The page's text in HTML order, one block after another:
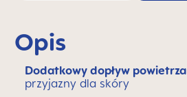
Opis
Dodatkowy dopływ powietrza
przyjazny dla skóry